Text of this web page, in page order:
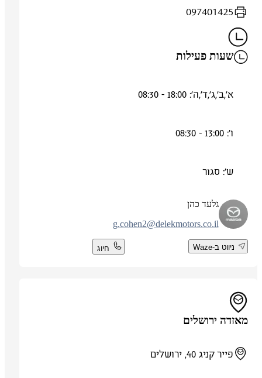
097401425
שעות פעילות
א',ב',ג',ד',ה': 18:00 - 08:30
ש': סגור
גלעד כהן
g.cohen2@delekmotors.co.il
ניווט ב-Waze חיוג
מאזדה ירושלים
פייר קניג 40, ירושלים